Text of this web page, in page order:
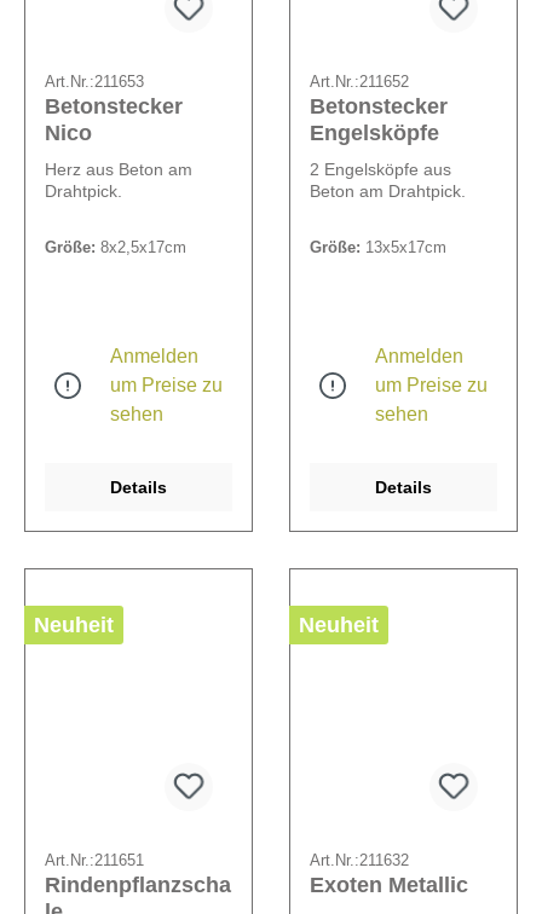
Art.Nr.:211653
Betonstecker
Nico
Herz aus Beton am
Drahtpick.
Größe: 8x2,5x17cm
Anmelden
um Preise zu
sehen
Details
Art.Nr.:211652
Betonstecker
Engelsköpfe
2 Engelsköpfe aus
Beton am Drahtpick.
Größe: 13x5x17cm
Anmelden
um Preise zu
sehen
Details
Neuheit
Art.Nr.:211651
Rindenpflanzscha
Neuheit
Art.Nr.:211632
Exoten Metallic